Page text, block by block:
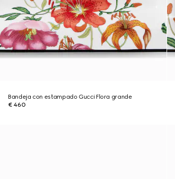
Bandeja con estampado Gucci Flora grande
€ 460